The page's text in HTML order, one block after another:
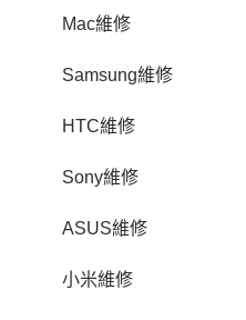
Mac維修
Samsung維修
HTC維修
Sony維修
ASUS維修
小米維修